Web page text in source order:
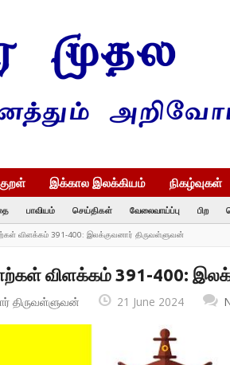
இக்கால இலக்கியம் நிகழ்வுகள்
பாவியம் செய்திகள் வேலைவாய்ப்பு பிற
விளக்கம் 391-400: இலக்குவனார் திருவள்ளுவன்
விளக்கம் 391-400:
திருவள்ளுவன் 21 June 2024